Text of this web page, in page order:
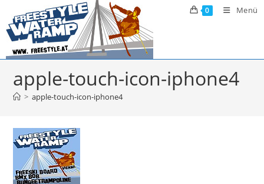
Inhalt
springen
0 Menü
apple-touch-icon-iphone4
> apple-touch-icon-iphone4